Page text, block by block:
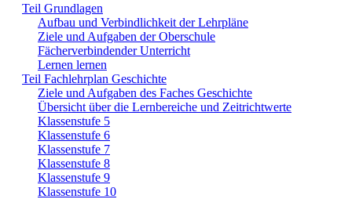
Teil Grundlagen
Aufbau und Verbindlichkeit der Lehrpläne
Ziele und Aufgaben der Oberschule
Fächerverbindender Unterricht
Lernen lernen
Teil Fachlehrplan Geschichte
Ziele und Aufgaben des Faches Geschichte
Übersicht über die Lernbereiche und Zeitrichtwerte
Klassenstufe 5
Klassenstufe 6
Klassenstufe 7
Klassenstufe 8
Klassenstufe 9
Klassenstufe 10